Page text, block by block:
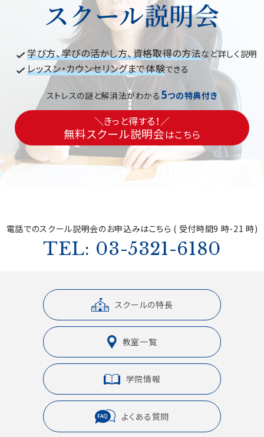
スクール説明会
学び方、学びの活かし方、資格取得の方法など詳しく説明
レッスン・カウンセリングまで体験できる
ストレスの謎と解消法がわかる 5つの特典付き
＼きっと得する！／
無料スクール説明会はこちら
電話でのスクール説明会のお申込みはこちら ( 受付時間9 時-21 時)
TEL: 03-5321-6180
スクールの特長
教室一覧
学院情報
よくある質問